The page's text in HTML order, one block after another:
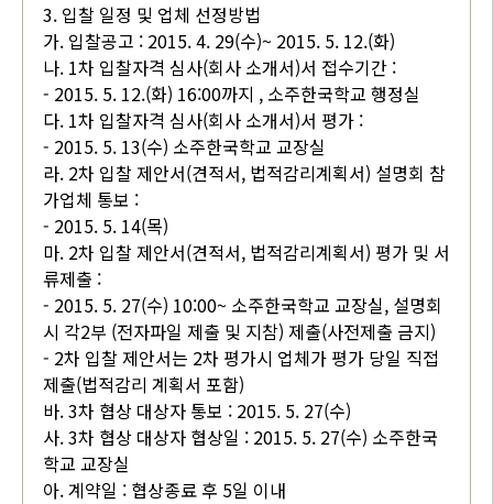
3. 입찰 일정 및 업체 선정방법
가. 입찰공고 : 2015. 4. 29(수)~ 2015. 5. 12.(화)
나. 1차 입찰자격 심사(회사 소개서)서 접수기간 :
- 2015. 5. 12.(화) 16:00까지 , 소주한국학교 행정실
다. 1차 입찰자격 심사(회사 소개서)서 평가 :
- 2015. 5. 13(수) 소주한국학교 교장실
라. 2차 입찰 제안서(견적서, 법적감리계획서) 설명회 참
가업체 통보 :
- 2015. 5. 14(목)
마. 2차 입찰 제안서(견적서, 법적감리계획서) 평가 및 서
류제출 :
- 2015. 5. 27(수) 10:00~ 소주한국학교 교장실, 설명회
시 각2부 (전자파일 제출 및 지참) 제출(사전제출 금지)
- 2차 입찰 제안서는 2차 평가시 업체가 평가 당일 직접
제출(법적감리 계획서 포함)
바. 3차 협상 대상자 통보 : 2015. 5. 27(수)
사. 3차 협상 대상자 협상일 : 2015. 5. 27(수) 소주한국
학교 교장실
아. 계약일 : 협상종료 후 5일 이내